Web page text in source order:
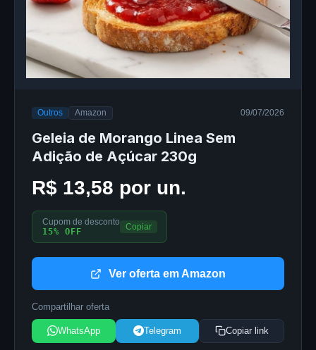
Outros Amazon 09/07/2026
Geleia de Morango Linea Sem
Adição de Açúcar 230g
R$ 13,58 por un.
Cupom de desconto
15% OFF
Copiar
Ver oferta em Amazon
Compartilhar oferta
WhatsApp Telegram Copiar link